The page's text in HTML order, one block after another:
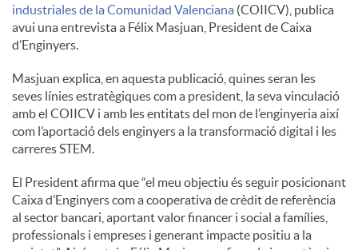
n
t
i
n
g
industriales de la Comunidad Valenciana (COIICV), publica
avui una entrevista a Félix Masjuan, President de Caixa
d’Enginyers.
Masjuan explica, en aquesta publicació, quines seran les
seves línies estratègiques com a president, la seva vinculació
amb el COIICV i amb les entitats del mon de l’enginyeria així
com l’aportació dels enginyers a la transformació digital i les
carreres STEM.
El President afirma que “el meu objectiu és seguir posicionant
Caixa d’Enginyers com a cooperativa de crèdit de referència
al sector bancari, aportant valor financer i social a famílies,
professionals i empreses i generant impacte positiu a la